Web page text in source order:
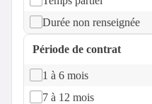
Durée non renseignée
Période de contrat
1 à 6 mois
7 à 12 mois